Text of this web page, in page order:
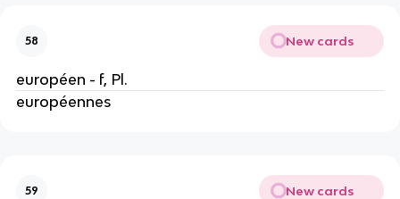
58 New cards
européen - f, Pl.
européennes
59 New cards